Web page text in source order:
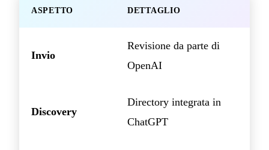
ASPETTO DETTAGLIO
Invio
Revisione da parte di
OpenAI
Discovery
Directory integrata in
ChatGPT